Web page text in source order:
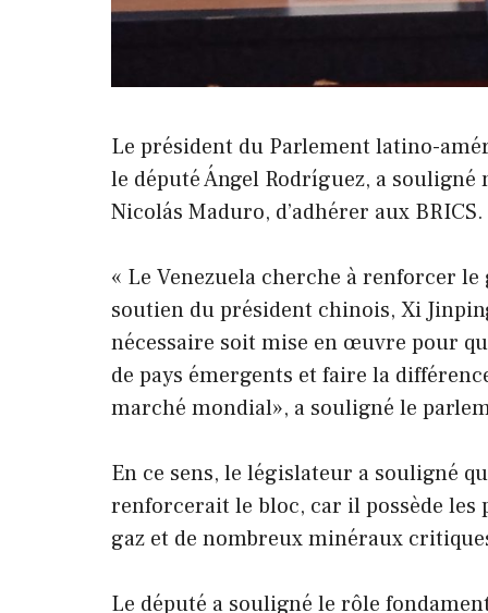
Le président du Parlement latino-
le député Ángel Rodríguez, a
Nicolás Maduro, d’adhérer aux BRICS.
« Le Venezuela cherche à renforcer
soutien du président chinois, Xi
nécessaire soit mise en œuvre pour
de pays émergents et faire la
marché mondial», a souligné le
En ce sens, le législateur a souligné
renforcerait le bloc, car il possède les
gaz et de nombreux minéraux
Le député a souligné le rôle